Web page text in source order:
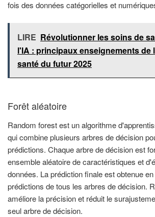
fois des données catégorielles et
LIRE Révolutionner les soins de
l'IA : principaux enseignements de
santé du futur 2025
Forêt aléatoire
Random forest est un algorithme
qui combine plusieurs arbres de décision
prédictions. Chaque arbre de décision est
ensemble aléatoire de caractéristiques et
données. La prédiction finale est obtenue
prédictions de tous les arbres de décision.
améliore la précision et réduit le
seul arbre de décision.